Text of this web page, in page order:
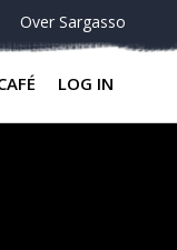
Over Sargasso
LOG IN